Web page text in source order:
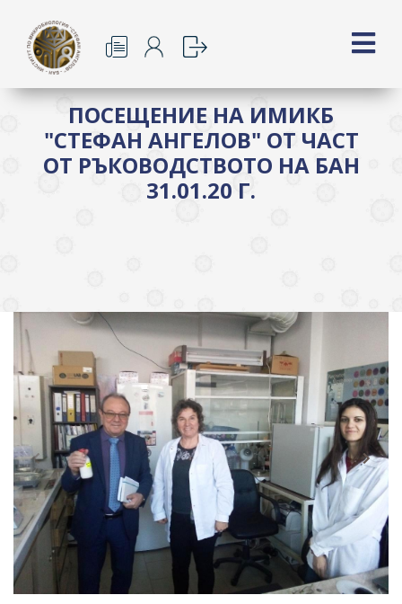
ПОСЕЩЕНИЕ НА ИМИКБ
"СТЕФАН АНГЕЛОВ" ОТ ЧАСТ
ОТ РЪКОВОДСТВОТО НА БАН
31.01.20 Г.